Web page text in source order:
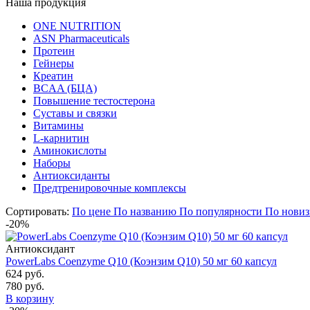
ONE NUTRITION
ASN Pharmaceuticals
Протеин
Гейнеры
Креатин
BCAA (БЦА)
Повышение тестостерона
Суставы и связки
Витамины
L-карнитин
Аминокислоты
Наборы
Антиоксиданты
Предтренировочные комплексы
Сортировать: По цене По названию По популярности По
-20%
Антиоксидант
PowerLabs Coenzyme Q10 (Коэнзим Q10) 50 мг 60 капсул
624 руб.
780 руб.
В корзину